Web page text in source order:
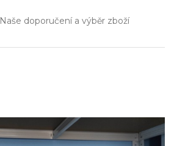
Naše doporučení a výběr zboží